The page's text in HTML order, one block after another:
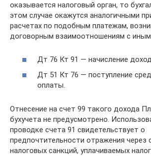
оказывается налоговый орган, то
этом случае окажутся аналогичными
расчетах по подобным платежам,
договорным взаимоотношениям с
Дт 76 Кт 91 — начисление
Дт 51 Кт 76 — поступление
оплаты.
Отнесение на счет 99 такого дохода
бухучета не предусмотрено.
проводке счета 91 свидетельствует о
предпочтительности отражения через
налоговых санкций, уплачиваемых